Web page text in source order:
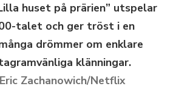
huset på prärien” utspelar
talet och ger tröst i en
drömmer om enklare
klänningar.
Eric Zachanowich/Netflix